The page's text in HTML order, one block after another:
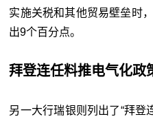
实施关税和其他贸易壁垒时
出9个百分点。
拜登连任料推电气化政
另一大行瑞银则列出了“拜登